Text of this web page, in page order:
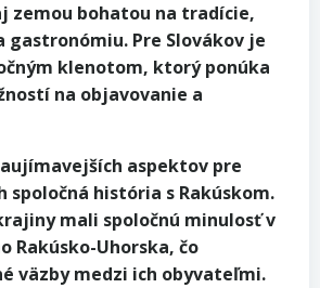
zemou bohatou na tradície,
Pre Slovákov je
klenotom, ktorý ponúka
na objavovanie a
aspektov pre
spoločná história s Rakúskom.
mali spoločnú minulosť v
Rakúsko-Uhorska, čo
väzby medzi ich obyvateľmi.